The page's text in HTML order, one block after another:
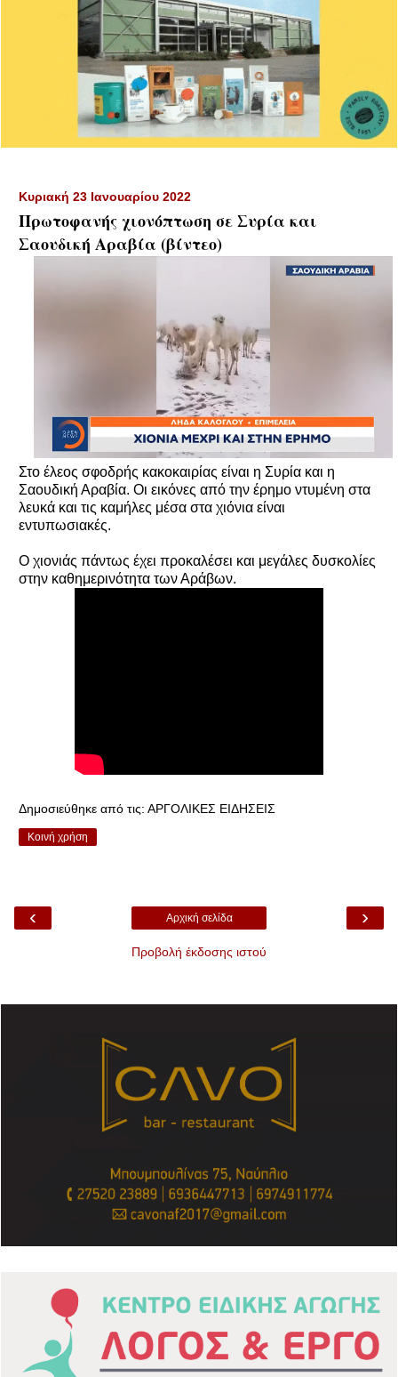
Κυριακή 23 Ιανουαρίου 2022
Πρωτοφανής χιονόπτωση σε Συρία και
Σαουδική Αραβία (βίντεο)
Στο έλεος σφοδρής κακοκαιρίας είναι η Συρία και η
Σαουδική Αραβία. Οι εικόνες από την έρημο ντυμένη στα
λευκά και τις καμήλες μέσα στα χιόνια είναι
εντυπωσιακές.
Ο χιονιάς πάντως έχει προκαλέσει και μεγάλες δυσκολίες
στην καθημερινότητα των Αράβων.
Δημοσιεύθηκε από τις: ΑΡΓΟΛΙΚΕΣ ΕΙΔΗΣΕΙΣ
Κοινή χρήση
‹ ›
Αρχική σελίδα
Προβολή έκδοσης ιστού